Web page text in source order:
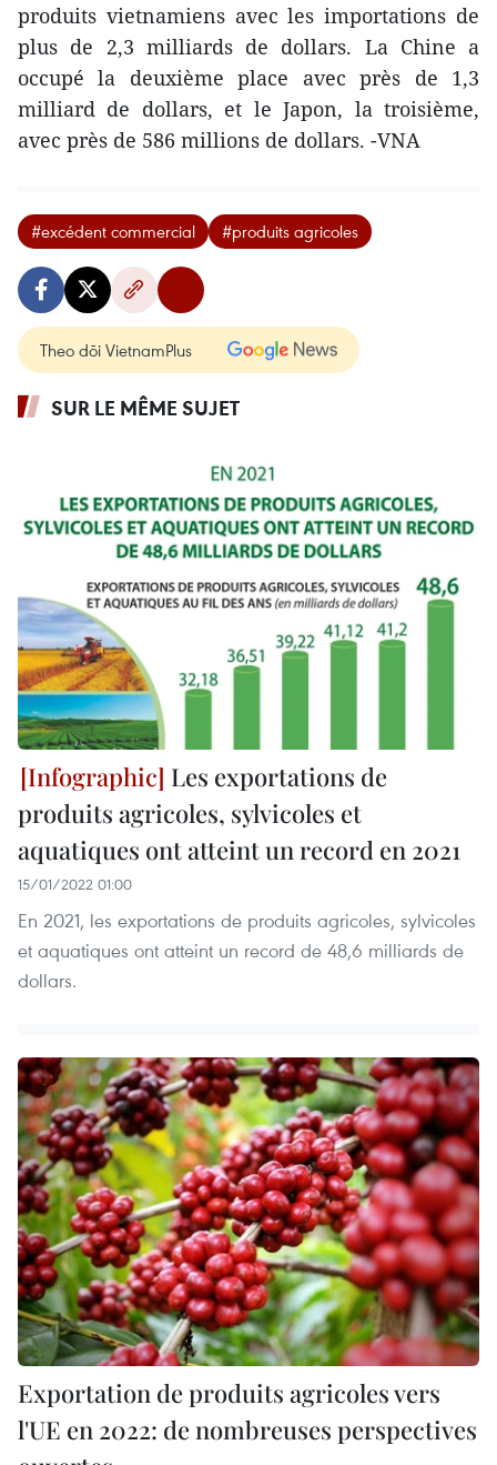
produits vietnamiens avec les importations de
plus de 2,3 milliards de dollars. La Chine a
occupé la deuxième place avec près de 1,3
milliard de dollars, et le Japon, la troisième,
avec près de 586 millions de dollars. -VNA
#excédent commercial #produits agricoles
Theo dõi VietnamPlus
SUR LE MÊME SUJET
Les exportations de
produits agricoles, sylvicoles et
aquatiques ont atteint un record en 2021
15/01/2022 01:00
En 2021, les exportations de produits agricoles, sylvicoles
et aquatiques ont atteint un record de 48,6 milliards de
dollars.
Exportation de produits agricoles vers
l'UE en 2022: de nombreuses perspectives